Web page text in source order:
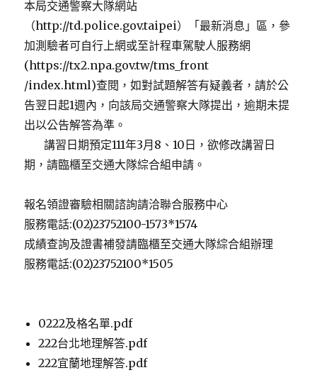
本局交通警察大隊網站
（http://td.police.gov.taipei）「最新消息」區，參
加測驗者可自行上網或至計程車駕駛人服務網
(https://tx2.npa.gov.tw/tms_front
/index.html)查閱，如對試題解答有疑義者，請於公
告翌日起1週內，向該局交通警察大隊提出，逾期未提
出以公告解答為準。
講習日期預定111年3月8、10日，欲修改講習日
期，請臨櫃至交通大隊綜合組申請。
報名領證審驗相關諮詢請洽聯合服務中心
服務電話:(02)23752100-1573*1574
成績查詢及證書補發請臨櫃至交通大隊綜合組辦理
服務電話:(02)23752100*1505
0222及格名單.pdf
222台北地理解答.pdf
222宜蘭地理解答.pdf